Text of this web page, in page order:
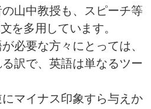
られる死骸が主
。
が a giant squid
調べてみたので